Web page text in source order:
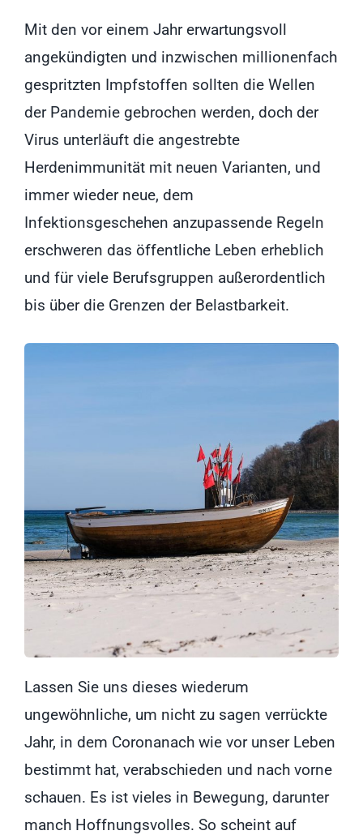
Mit den vor einem Jahr erwartungsvoll
angekündigten und inzwischen millionenfach
gespritzten Impfstoffen sollten die Wellen
der Pandemie gebrochen werden, doch der
Virus unterläuft die angestrebte
Herdenimmunität mit neuen Varianten, und
immer wieder neue, dem
Infektionsgeschehen anzupassende Regeln
erschweren das öffentliche Leben erheblich
und für viele Berufsgruppen außerordentlich
bis über die Grenzen der Belastbarkeit.
Lassen Sie uns dieses wiederum
ungewöhnliche, um nicht zu sagen verrückte
Jahr, in dem Coronanach wie vor unser Leben
bestimmt hat, verabschieden und nach vorne
schauen. Es ist vieles in Bewegung, darunter
manch Hoffnungsvolles. So scheint auf